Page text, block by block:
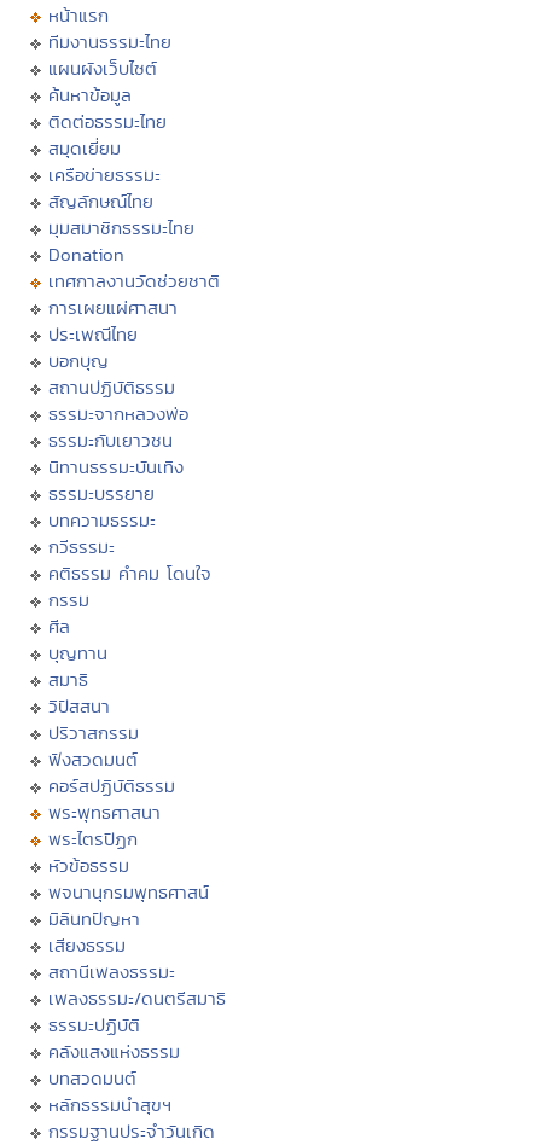
หน้าแรก
ทีมงานธรรมะไทย
แผนผังเว็บไซต์
ค้นหาข้อมูล
ติดต่อธรรมะไทย
สมุดเยี่ยม
เครือข่ายธรรมะ
สัญลักษณ์ไทย
มุมสมาชิกธรรมะไทย
Donation
เทศกาลงานวัดช่วยชาติ
การเผยแผ่ศาสนา
ประเพณีไทย
บอกบุญ
สถานปฏิบัติธรรม
ธรรมะจากหลวงพ่อ
ธรรมะกับเยาวชน
นิทานธรรมะบันเทิง
ธรรมะบรรยาย
บทความธรรมะ
กวีธรรมะ
คติธรรม คำคม โดนใจ
กรรม
ศีล
บุญทาน
สมาธิ
วิปัสสนา
ปริวาสกรรม
ฟังสวดมนต์
คอร์สปฏิบัติธรรม
พระพุทธศาสนา
พระไตรปิฏก
หัวข้อธรรม
พจนานุกรมพุทธศาสน์
มิลินทปัญหา
เสียงธรรม
สถานีเพลงธรรมะ
เพลงธรรมะ/ดนตรีสมาธิ
ธรรมะปฏิบัติ
คลังแสงแห่งธรรม
บทสวดมนต์
หลักธรรมนำสุขฯ
กรรมฐานประจำวันเกิด